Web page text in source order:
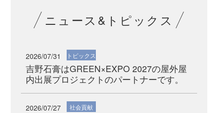
ニュース&トピックス
2026/07/31 トピックス
吉野石膏はGREEN×EXPO 2027の屋外屋
内出展プロジェクトのパートナーです。
2026/07/27 社会貢献